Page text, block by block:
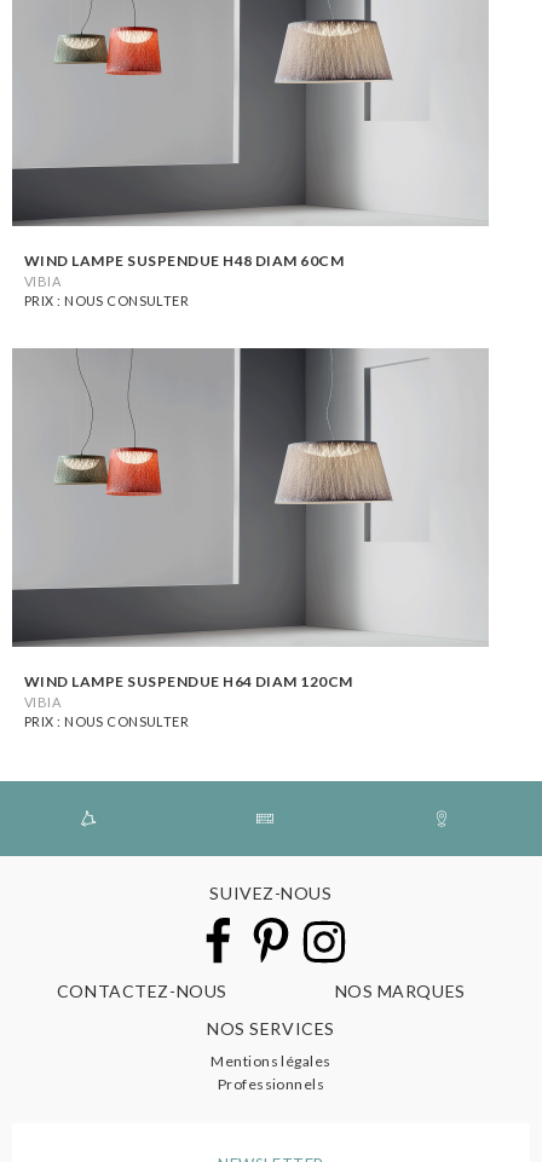
WIND LAMPE SUSPENDUE H48 DIAM 60CM
VIBIA
PRIX : NOUS CONSULTER
WIND LAMPE SUSPENDUE H64 DIAM 120CM
VIBIA
PRIX : NOUS CONSULTER
SUIVEZ-NOUS
CONTACTEZ-NOUS
NOS MARQUES
NOS SERVICES
Mentions légales
Professionnels